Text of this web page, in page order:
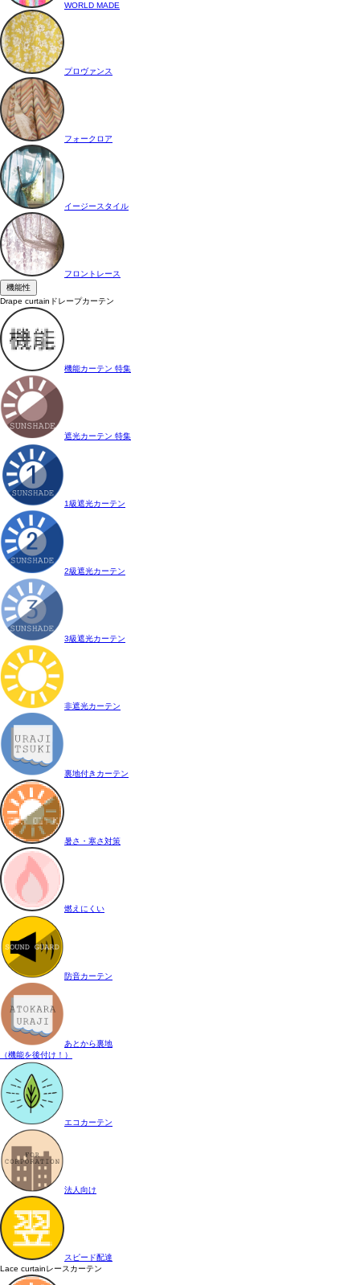
WORLD MADE
プロヴァンス
フォークロア
イージースタイル
フロントレース
機能性
Drape curtain ドレープカーテン
機能カーテン 特集
遮光カーテン 特集
1級遮光カーテン
2級遮光カーテン
3級遮光カーテン
非遮光カーテン
裏地付きカーテン
暑さ・寒さ対策
燃えにくい
防音カーテン
あとから裏地
（機能を後付け！）
エコカーテン
法人向け
スピード配達
Lace curtainレースカーテン